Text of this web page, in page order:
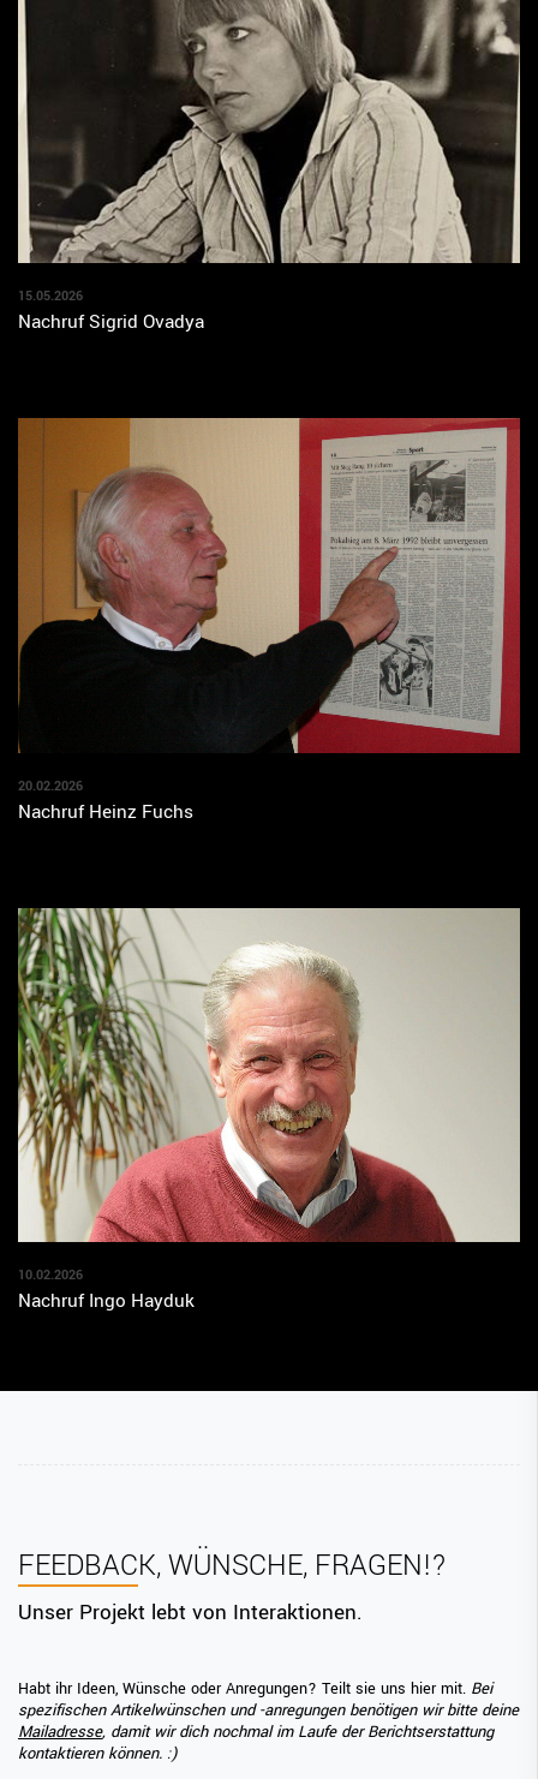
15.05.2026
Nachruf Sigrid Ovadya
20.02.2026
Nachruf Heinz Fuchs
10.02.2026
Nachruf Ingo Hayduk
FEEDBACK, WÜNSCHE, FRAGEN!?
Unser Projekt lebt von Interaktionen.
Habt ihr Ideen, Wünsche oder Anregungen? Teilt sie uns hier mit. Bei
spezifischen Artikelwünschen und -anregungen benötigen wir bitte deine
Mailadresse, damit wir dich nochmal im Laufe der Berichtserstattung
kontaktieren können. :)